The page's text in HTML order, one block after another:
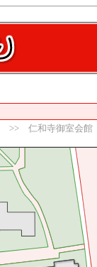
>> 仁和寺御室会館